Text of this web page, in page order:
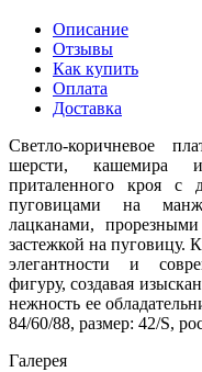
Описание
Отзывы
Как купить
Оплата
Доставка
Светло-коричневое
шерсти, кашемира
приталенного кроя с
пуговицами на
лацканами,
застежкой на пуговицу.
элегантности и
фигуру, создавая
нежность ее
84/60/88, размер: 42/S,
Галерея